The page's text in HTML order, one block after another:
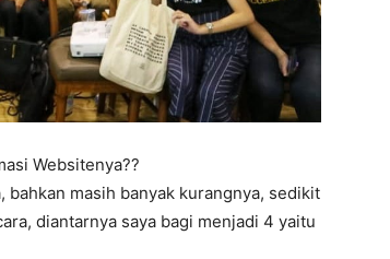
Websitenya??
masih banyak kurangnya, sedikit
diantarnya saya bagi menjadi 4 yaitu